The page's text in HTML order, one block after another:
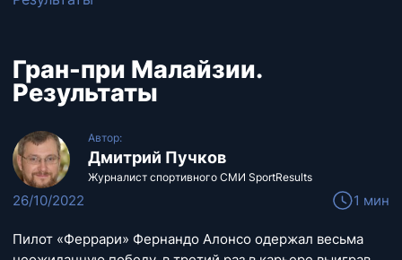
Гран-при Малайзии.
Результаты
Автор:
Дмитрий Пучков
Журналист спортивного СМИ SportResults
26/10/2022 1 мин
Пилот «Феррари» Фернандо Алонсо одержал весьма